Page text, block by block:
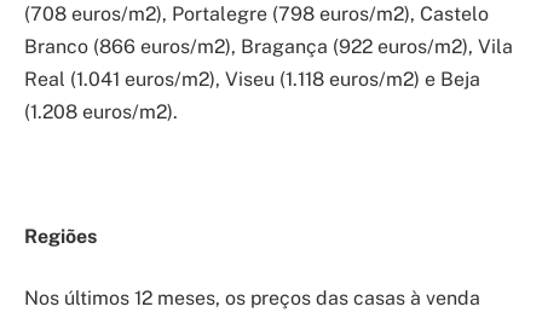
(708 euros/m2), Portalegre (798 euros/m2), Castelo
Branco (866 euros/m2), Bragança (922 euros/m2), Vila
Real (1.041 euros/m2), Viseu (1.118 euros/m2) e Beja
(1.208 euros/m2).
Regiões
Nos últimos 12 meses, os preços das casas à venda